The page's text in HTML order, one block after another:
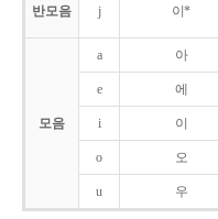
반모음 j 이*
모음
a 아
e 에
i 이
o 오
u 우